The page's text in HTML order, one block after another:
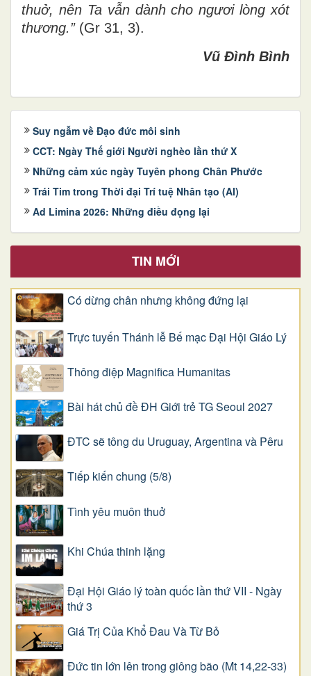
thuở, nên Ta vẫn dành cho ngươi lòng xót
thương.”(Gr 31, 3).
Vũ Đình Bình
Suy ngẫm về Đạo đức môi sinh
CCT: Ngày Thế giới Người nghèo lần thứ X
Những cảm xúc ngày Tuyên phong Chân Phước
Trái Tim trong Thời đại Trí tuệ Nhân tạo (AI)
Ad Limina 2026: Những điều đọng lại
TIN MỚI
Có dừng chân nhưng không đứng lại
Trực tuyến Thánh lễ Bế mạc Đại Hội Giáo Lý
Thông điệp Magnifica Humanitas
Bài hát chủ đề ĐH Giới trẻ TG Seoul 2027
ĐTC sẽ tông du Uruguay, Argentina và Pêru
Tiếp kiến chung (5/8)
Tình yêu muôn thuở
Khi Chúa thinh lặng
Đại Hội Giáo lý toàn quốc lần thứ VII - Ngày
thứ 3
Giá Trị Của Khổ Ðau Và Từ Bỏ
Đức tin lớn lên trong giông bão (Mt 14,22-33)